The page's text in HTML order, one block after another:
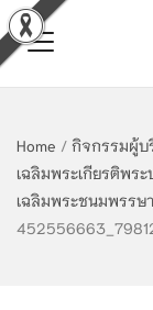
Home / กิจกรรมผู้บ
เฉลิมพระเกียรติพร
เฉลิมพระชนมพรร